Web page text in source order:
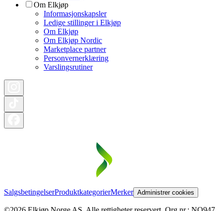
Om Elkjøp
Informasjonskapsler
Ledige stillinger i Elkjøp
Om Elkjøp
Om Elkjøp Nordic
Marketplace partner
Personvernerklæring
Varslingsrutiner
SalgsbetingelserProduktkategorierMerker Administrer cookies